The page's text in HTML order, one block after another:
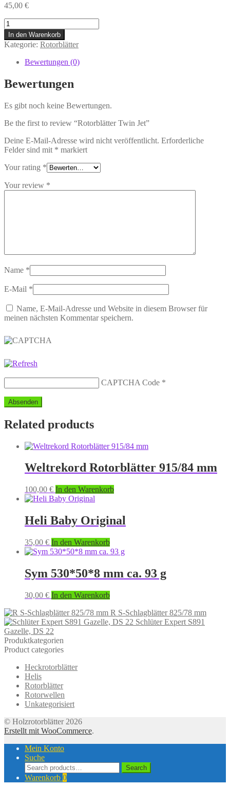
45,00 €
Rotorblätter
Twin
Jet
quantity
In den Warenkorb
Kategorie: Rotorblätter
Bewertungen (0)
Bewertungen
Es gibt noch keine Bewertungen.
Be the first to review “Rotorblätter Twin Jet”
Deine E-Mail-Adresse wird nicht veröffentlicht. Erforderliche
Felder sind mit * markiert
Your rating *
Your review *
Name *
E-Mail *
Name, E-Mail-Adresse und Website in diesem Browser für
meinen nächsten Kommentar speichern.
CAPTCHA Code *
Related products
Weltrekord Rotorblätter 915/84 mm
100,00 € In den Warenkorb
Heli Baby Original
35,00 € In den Warenkorb
Sym 530*50*8 mm ca. 93 g
30,00 € In den Warenkorb
R S-Schlagblätter 825/78 mm
Schlüter Expert S891
Gazelle, DS 22
Produktkategorien
Product categories
Heckrotorblätter
Helis
Rotorblätter
Rotorwellen
Unkategorisiert
© Holzrotorblätter 2026
Erstellt mit WooCommerce.
Mein Konto
Suche
Suche
nach:
Search
Warenkorb 0